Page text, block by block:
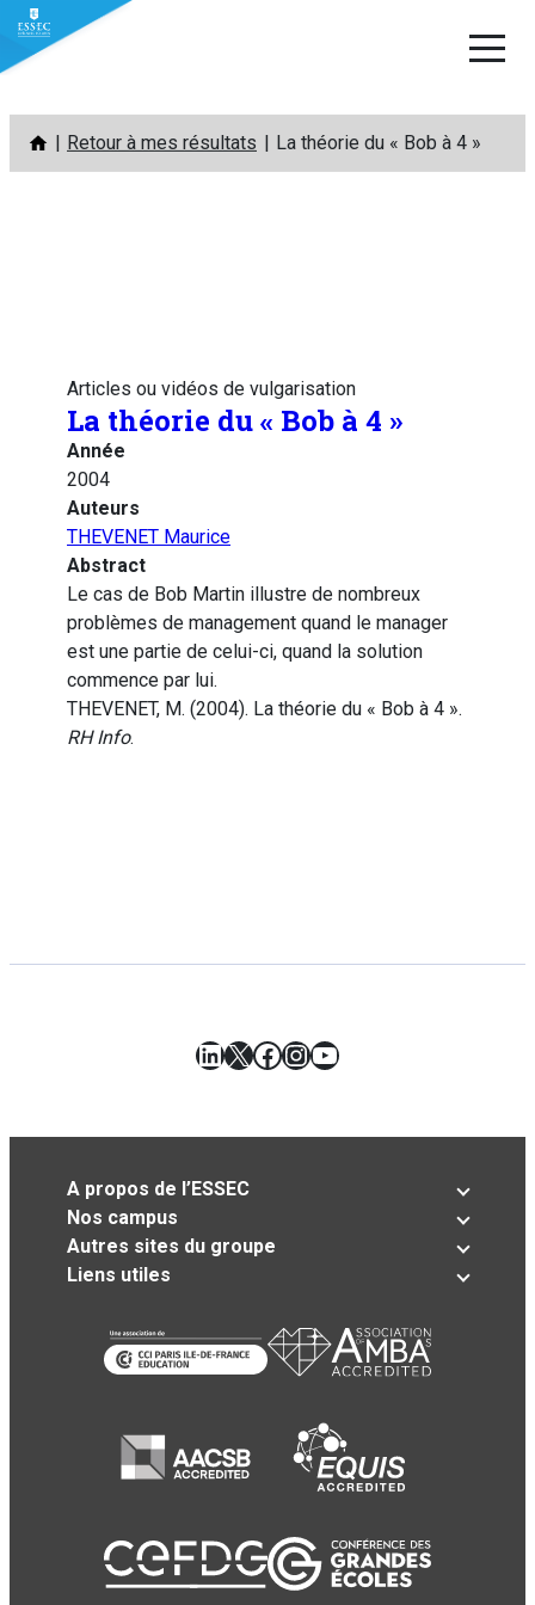
Aller
contenu
Retour à mes résultats La théorie du « Bob à 4 »
Articles ou vidéos de vulgarisation
La théorie du « Bob à 4 »
Année
2004
Auteurs
THEVENET Maurice
Abstract
Le cas de Bob Martin illustre de nombreux
problèmes de management quand le manager
est une partie de celui-ci, quand la solution
commence par lui.
THEVENET, M. (2004). La théorie du « Bob à 4 ».
RH Info.
LinkedIn
X Facebook
Instagram
YouTube
A propos de l’ESSEC
Nos campus
Autres sites du groupe
Liens utiles